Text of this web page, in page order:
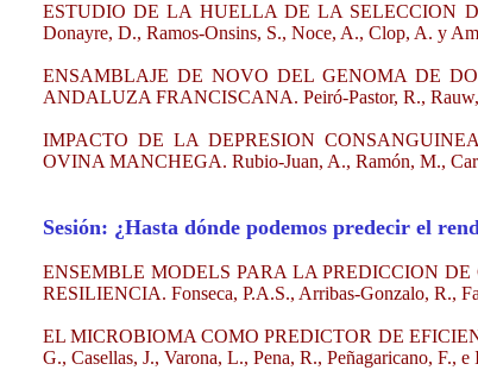
ESTUDIO DE LA HUELLA DE LA SELECCION
Donayre, D., Ramos-Onsins, S., Noce, A., Clop, A. y
ENSAMBLAJE DE NOVO DEL GENOMA DE
ANDALUZA FRANCISCANA. Peiró-Pastor, R.,
IMPACTO DE LA DEPRESION
OVINA MANCHEGA. Rubio-Juan, A., Ramón, M.,
Sesión: ¿Hasta dónde podemos predecir el
ENSEMBLE MODELS PARA LA PREDICCION
RESILIENCIA. Fonseca, P.A.S., Arribas-Gonzalo, R.,
EL MICROBIOMA COMO PREDICTOR DE
G., Casellas, J., Varona, L., Pena, R., Peñagaricano, F.,